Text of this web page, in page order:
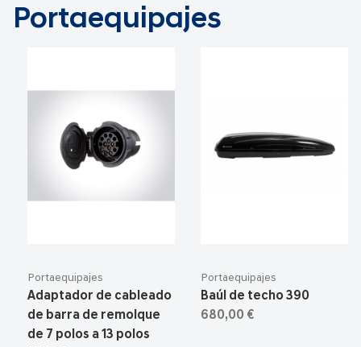
Portaequipajes
Portaequipajes
Adaptador de cableado
de barra de remolque
de 7 polos a 13 polos
Portaequipajes
Baúl de techo 390
680,00 €